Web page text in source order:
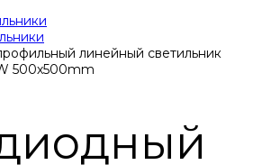
линейный светильник
500х500mm